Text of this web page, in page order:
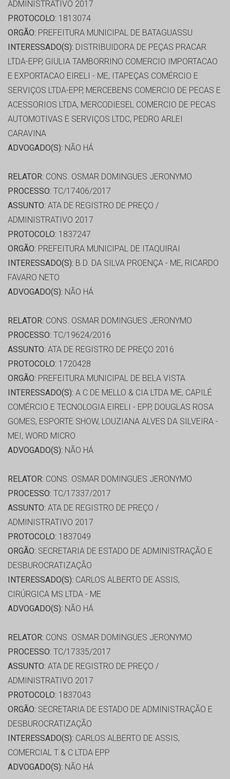
ADMINISTRATIVO 2017
PROTOCOLO: 1813074
ORGÃO: PREFEITURA MUNICIPAL DE BATAGUASSU
INTERESSADO(S): DISTRIBUIDORA DE PEÇAS PRACAR
LTDA-EPP, GIULIA TAMBORRINO COMERCIO IMPORTACAO
E EXPORTACAO EIRELI - ME, ITAPEÇAS COMÉRCIO E
SERVIÇOS LTDA-EPP, MERCEBENS COMERCIO DE PECAS E
ACESSORIOS LTDA, MERCODIESEL COMERCIO DE PECAS
AUTOMOTIVAS E SERVIÇOS LTDC, PEDRO ARLEI
CARAVINA
ADVOGADO(S): NÃO HÁ
RELATOR: CONS. OSMAR DOMINGUES JERONYMO
PROCESSO: TC/17406/2017
ASSUNTO: ATA DE REGISTRO DE PREÇO /
ADMINISTRATIVO 2017
PROTOCOLO: 1837247
ORGÃO: PREFEITURA MUNICIPAL DE ITAQUIRAI
INTERESSADO(S): B.D. DA SILVA PROENÇA - ME, RICARDO
FAVARO NETO
ADVOGADO(S): NÃO HÁ
RELATOR: CONS. OSMAR DOMINGUES JERONYMO
PROCESSO: TC/19624/2016
ASSUNTO: ATA DE REGISTRO DE PREÇO 2016
PROTOCOLO: 1720428
ORGÃO: PREFEITURA MUNICIPAL DE BELA VISTA
INTERESSADO(S): A C DE MELLO & CIA LTDA ME, CAPILÉ
COMÉRCIO E TECNOLOGIA EIRELI - EPP, DOUGLAS ROSA
GOMES, ESPORTE SHOW, LOUZIANA ALVES DA SILVEIRA -
MEI, WORD MICRO
ADVOGADO(S): NÃO HÁ
RELATOR: CONS. OSMAR DOMINGUES JERONYMO
PROCESSO: TC/17337/2017
ASSUNTO: ATA DE REGISTRO DE PREÇO /
ADMINISTRATIVO 2017
PROTOCOLO: 1837049
ORGÃO: SECRETARIA DE ESTADO DE ADMINISTRAÇÃO E
DESBUROCRATIZAÇÃO
INTERESSADO(S): CARLOS ALBERTO DE ASSIS,
CIRÚRGICA MS LTDA - ME
ADVOGADO(S): NÃO HÁ
RELATOR: CONS. OSMAR DOMINGUES JERONYMO
PROCESSO: TC/17335/2017
ASSUNTO: ATA DE REGISTRO DE PREÇO /
ADMINISTRATIVO 2017
PROTOCOLO: 1837043
ORGÃO: SECRETARIA DE ESTADO DE ADMINISTRAÇÃO E
DESBUROCRATIZAÇÃO
INTERESSADO(S): CARLOS ALBERTO DE ASSIS,
COMERCIAL T & C LTDA EPP
ADVOGADO(S): NÃO HÁ